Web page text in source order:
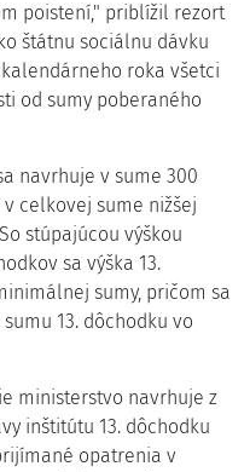
poistení," priblížil rezort
štátnu sociálnu dávku
roka všetci
od sumy poberaného
navrhuje v sume 300
celkovej sume nižšej
stúpajúcou výškou
sa výška 13.
sumy, pričom sa
13. dôchodku vo
ministerstvo navrhuje z
inštitútu 13. dôchodku
opatrenia v